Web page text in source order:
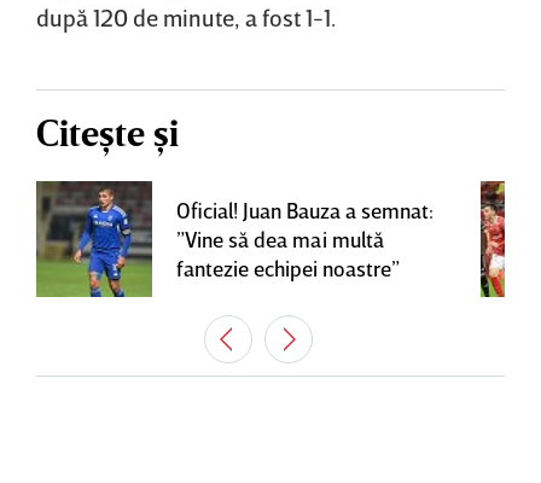
după 120 de minute, a fost 1-1.
Citește și
Oficial! Juan Bauza a semnat:
”Vine să dea mai multă
fantezie echipei noastre”